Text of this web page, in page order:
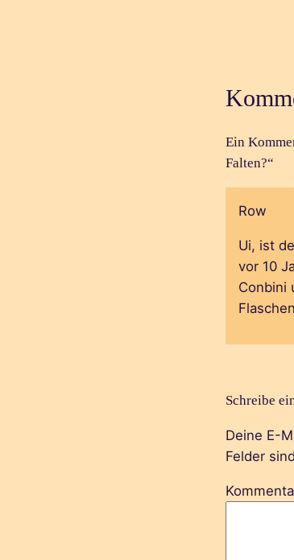
Ein
Falten?“
Row
Ui, ist
vor 10
Conbini
Schreibe
Deine E-
Felder